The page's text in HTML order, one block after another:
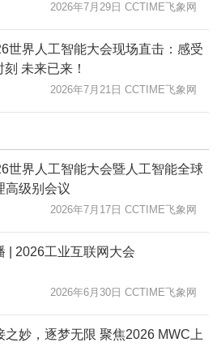
2026年7月29日 CCTIME飞象网
世界人工智能大会现场直击：感受
刻 未来已来！
2026年7月21日 CCTIME飞象网
世界人工智能大会暨人工智能全球
高级别会议
2026年7月17日 CCTIME飞象网
| 2026工业互联网大会
2026年6月30日 CCTIME飞象网
，逐梦无限 聚焦2026 MWC上